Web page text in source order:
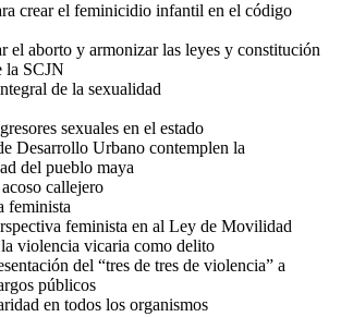
crear el feminicidio infantil en el código
el aborto y armonizar las leyes y constitución
la SCJN
de la sexualidad
sexuales en el estado
Desarrollo Urbano contemplen la
del pueblo maya
callejero
feminista
feminista en al Ley de Movilidad
violencia vicaria como delito
del “tres de tres de violencia” a
públicos
en todos los organismos